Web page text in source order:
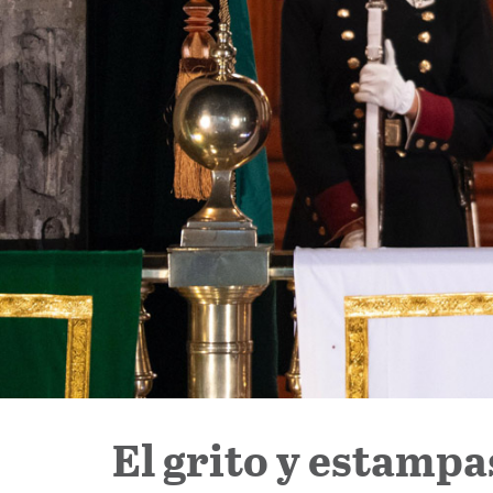
El grito y